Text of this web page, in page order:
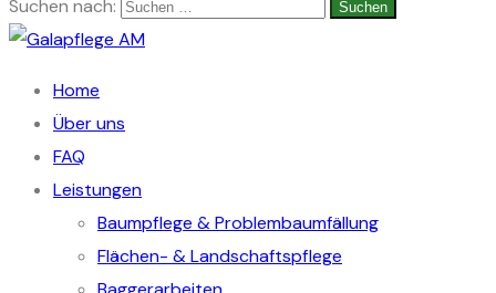
Suchen nach:
Home
Über uns
FAQ
Leistungen
Baumpflege & Problembaumfällung
Flächen- & Landschaftspflege